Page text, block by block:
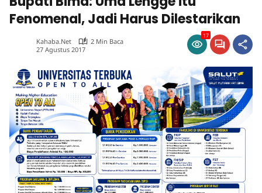
Fenomenal, Jadi Harus Dilestarikan
Kahaba.net
2 Min Baca
27 Agustus 2017
17